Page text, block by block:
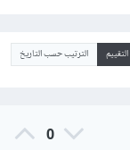
الترتيب حسب التاريخ
0